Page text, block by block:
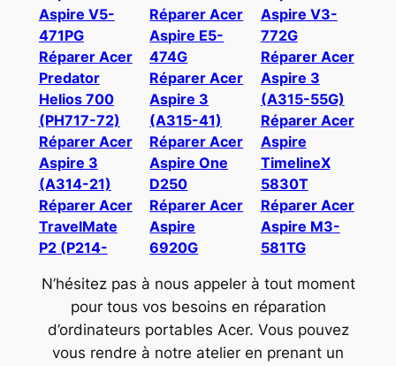
Aspire V5-
471PG
Réparer Acer
Predator
Helios 700
(PH717-72)
Réparer Acer
Aspire 3
(A314-21)
Réparer Acer
TravelMate
P2 (P214-
Réparer Acer
Aspire E5-
474G
Réparer Acer
Aspire 3
(A315-41)
Réparer Acer
Aspire One
D250
Réparer Acer
Aspire
6920G
Aspire V3-
772G
Réparer Acer
Aspire 3
(A315-55G)
Réparer Acer
Aspire
TimelineX
5830T
Réparer Acer
Aspire M3-
581TG
N’hésitez pas à nous appeler à tout moment
pour tous vos besoins en réparation
d’ordinateurs portables Acer. Vous pouvez
vous rendre à notre atelier en prenant un